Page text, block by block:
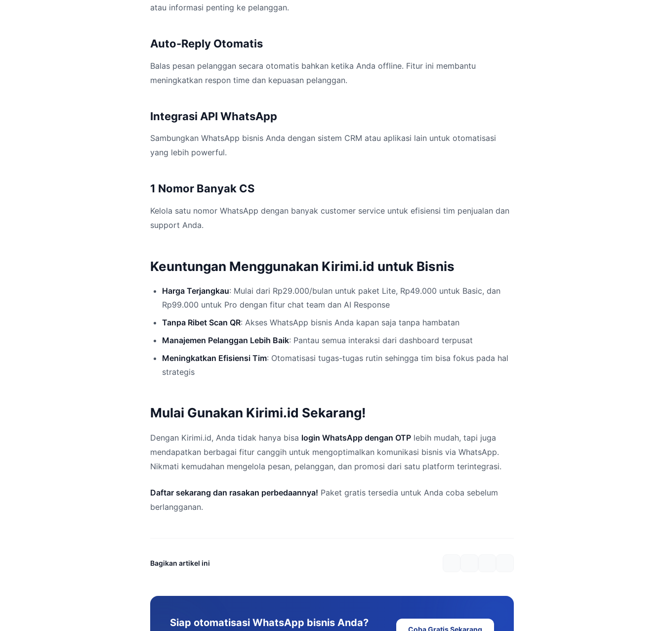
atau informasi penting ke pelanggan.
Auto-Reply Otomatis
Balas pesan pelanggan secara otomatis bahkan ketika Anda offline. Fitur ini membantu
meningkatkan respon time dan kepuasan pelanggan.
Integrasi API WhatsApp
Sambungkan WhatsApp bisnis Anda dengan sistem CRM atau aplikasi lain untuk otomatisasi
yang lebih powerful.
1 Nomor Banyak CS
Kelola satu nomor WhatsApp dengan banyak customer service untuk efisiensi tim penjualan dan
support Anda.
Keuntungan Menggunakan Kirimi.id untuk Bisnis
Harga Terjangkau: Mulai dari Rp29.000/bulan untuk paket Lite, Rp49.000 untuk Basic, dan
Rp99.000 untuk Pro dengan fitur chat team dan AI Response
Tanpa Ribet Scan QR: Akses WhatsApp bisnis Anda kapan saja tanpa hambatan
Manajemen Pelanggan Lebih Baik: Pantau semua interaksi dari dashboard terpusat
Meningkatkan Efisiensi Tim: Otomatisasi tugas-tugas rutin sehingga tim bisa fokus pada hal
strategis
Mulai Gunakan Kirimi.id Sekarang!
Dengan Kirimi.id, Anda tidak hanya bisa login WhatsApp dengan OTP lebih mudah, tapi juga
mendapatkan berbagai fitur canggih untuk mengoptimalkan komunikasi bisnis via WhatsApp.
Nikmati kemudahan mengelola pesan, pelanggan, dan promosi dari satu platform terintegrasi.
Daftar sekarang dan rasakan perbedaannya! Paket gratis tersedia untuk Anda coba sebelum
berlangganan.
Bagikan artikel ini
Siap otomatisasi WhatsApp bisnis Anda?
Coba Gratis Sekarang